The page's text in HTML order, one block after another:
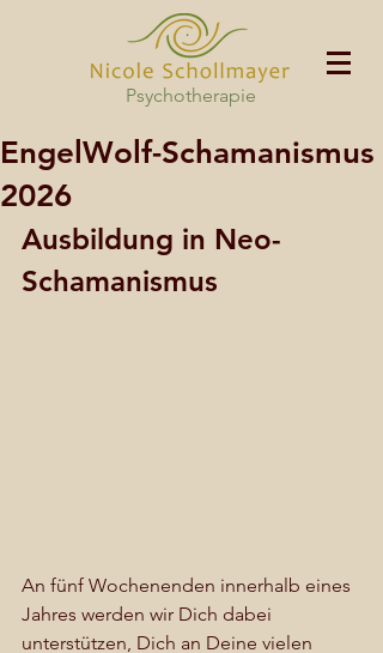
Psychotherapie
EngelWolf-Schamanismus
2026
Ausbildung in Neo-
Schamanismus
An fünf Wochenenden innerhalb eines
Jahres werden wir Dich dabei
unterstützen, Dich an Deine vielen